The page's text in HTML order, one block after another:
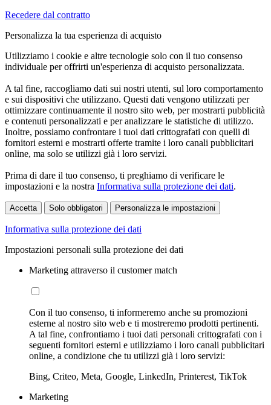
Recedere dal contratto
Personalizza la tua esperienza di acquisto
Utilizziamo i cookie e altre tecnologie solo con il tuo consenso
individuale per offrirti un'esperienza di acquisto personalizzata.
A tal fine, raccogliamo dati sui nostri utenti, sul loro comportamento
e sui dispositivi che utilizzano. Questi dati vengono utilizzati per
ottimizzare continuamente il nostro sito web, per mostrarti pubblicità
e contenuti personalizzati e per analizzare le statistiche di utilizzo.
Inoltre, possiamo confrontare i tuoi dati crittografati con quelli di
fornitori esterni e mostrarti offerte tramite i loro canali pubblicitari
online, ma solo se utilizzi già i loro servizi.
Prima di dare il tuo consenso, ti preghiamo di verificare le
impostazioni e la nostra Informativa sulla protezione dei dati.
Accetta Solo obbligatori Personalizza le impostazioni
Informativa sulla protezione dei dati
Impostazioni personali sulla protezione dei dati
Marketing attraverso il customer match
Con il tuo consenso, ti informeremo anche su promozioni
esterne al nostro sito web e ti mostreremo prodotti pertinenti.
A tal fine, confrontiamo i tuoi dati personali crittografati con i
seguenti fornitori esterni e utilizziamo i loro canali pubblicitari
online, a condizione che tu utilizzi già i loro servizi:
Bing, Criteo, Meta, Google, LinkedIn, Printerest, TikTok
Marketing